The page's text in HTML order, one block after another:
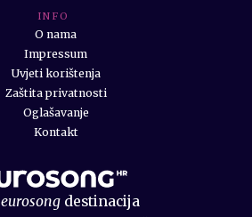
eurosongdestinacija
I N F O
O nama
Impressum
Uvjeti korištenja
Zaštita privatnosti
Oglašavanje
Kontakt